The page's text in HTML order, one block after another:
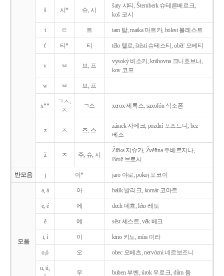
š 시* 슈, 시
šaty 샤티, Šternberk 슈테른베르크,
koš 코시
t ㅌ 트 tam 탐, matka 마트카, bolest 볼레스트
t' 티* 티 tělo 텔로, štěstí 슈테스티, obět' 오베티
v ㅂ 브, 프
vysoký 비소키, knihovna 크니호브나,
kov 코프
w ㅂ 브, 프
x**
ㄱㅅ,
ㅈ
ㄱ스 xerox 제록스, saxofón 삭소폰
z ㅈ 즈, 스
zámek 자메크, pozdní 포즈드니, bez
베스
ž ㅈ 주, 슈, 시
Žižka 지슈카, Žvěřina 주베르지나,
Brož 브로시
반모음 j 이* jaro 야로, pokoj 포코이
모음
a, á 아 balík 발리크, komár 코마르
e, é 에 dech 데흐, léto 레토
ě 예 sěst 셰스트, věk 베크
i, í 이 kino 키노, míra 미라
o,ó 오 obec 오베츠, nervózni 네르보즈니
u, ú,
우 buben 부벤, úrok 우로크, dům 둠